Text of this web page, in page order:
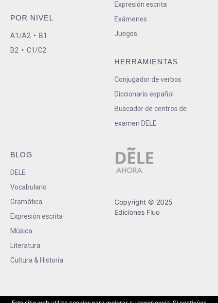
POR NIVEL
A1/A2 • B1
B2 • C1/C2
Expresión escrita
Exámenes
Juegos
HERRAMIENTAS
Conjugador de verbos
Diccionario español
Buscador de centros de
examen DELE
BLOG
DELE
Vocabulario
Gramática
Expresión escrita
Música
Literatura
Cultura & Historia
Copyright © 2025
Ediciones Fluo